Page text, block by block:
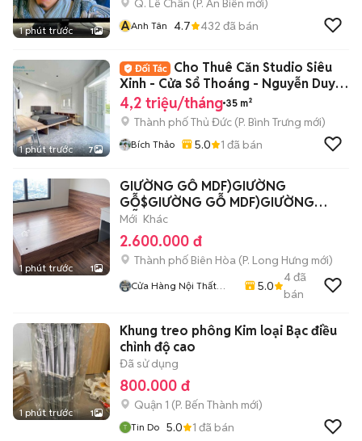
1 phút trước 1
Q. Lê Chân (P. An Biên mới)
AAnh Tân 4.7 432 đã bán
1 phút trước 7
Cho Thuê Căn Studio Siêu
Xinh - Cửa Sổ Thoáng - Nguyễn Duy
Trinh, Q2
4,2 triệu/tháng 35 m²
Thành phố Thủ Đức (P. Bình Trưng mới)
Bích Thảo 5.0 1 đã bán
1 phút trước 1
GIƯỜNG GỖ MDF)GIƯỜNG
GỖ$GIƯỜNG GỖ MDF)GIƯỜNG
GỖ$~#
Mới Khác
2.600.000 đ
Thành phố Biên Hòa (P. Long Hưng mới)
Cửa Hàng Nội Thất
5.0
4đã
bán
1 phút trước 1
Khung treo phông Kim loại Bạc điều
chỉnh độ cao
Đã sử dụng
800.000 đ
Quận 1 (P. Bến Thành mới)
Tin Do 5.0 1 đã bán